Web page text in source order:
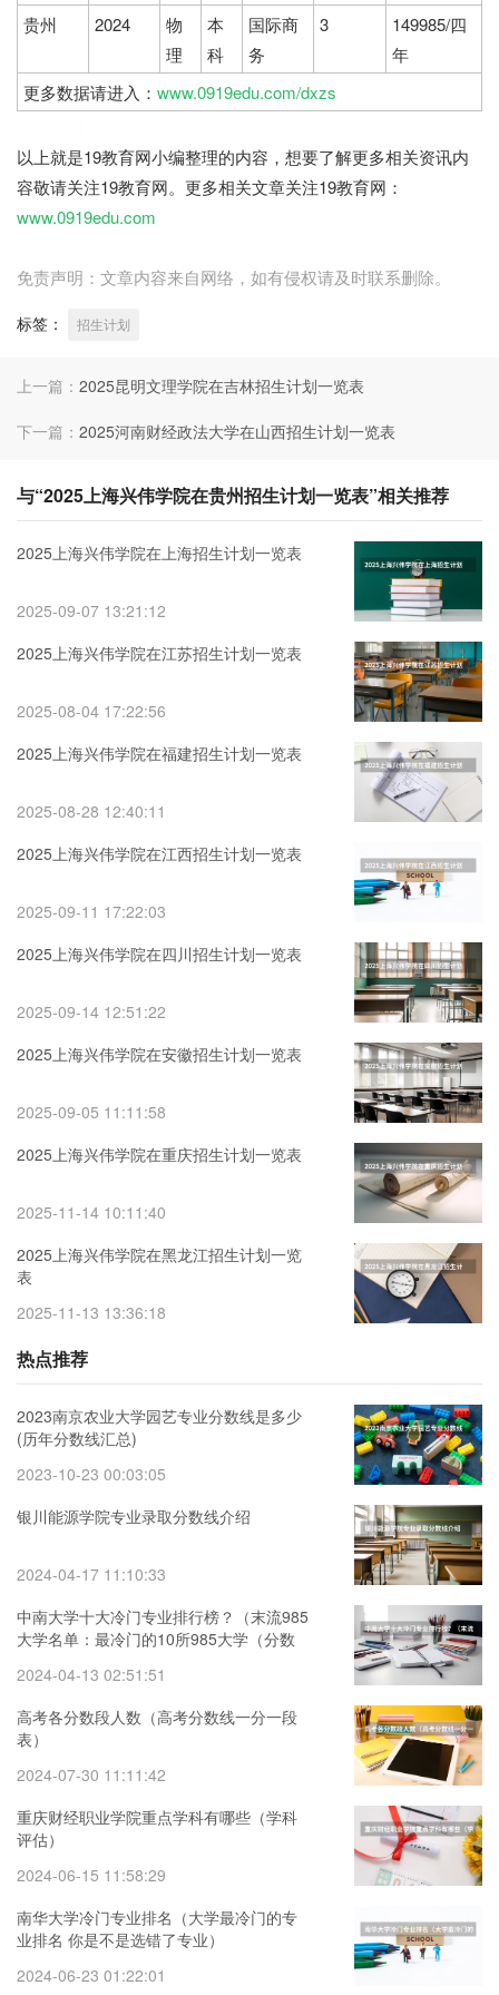
贵州
2024
物
理
本
科
国际商
务
3
149985/四
年
更多数据请进入： www.0919edu.com/dxzs
以上就是19教育网小编整理的内容，想要了解更多相关资讯内
容敬请关注19教育网。更多相关文章关注19教育网：
www.0919edu.com
免责声明：文章内容来自网络，如有侵权请及时联系删除。
标签： 招生计划
上一篇： 2025昆明文理学院在吉林招生计划一览表
下一篇： 2025河南财经政法大学在山西招生计划一览表
与“2025上海兴伟学院在贵州招生计划一览表”相关推荐
2025上海兴伟学院在上海招生计划一览表
2025-09-07 13:21:12
2025上海兴伟学院在江苏招生计划一览表
2025-08-04 17:22:56
2025上海兴伟学院在福建招生计划一览表
2025-08-28 12:40:11
2025上海兴伟学院在江西招生计划一览表
2025-09-11 17:22:03
2025上海兴伟学院在四川招生计划一览表
2025-09-14 12:51:22
2025上海兴伟学院在安徽招生计划一览表
2025-09-05 11:11:58
2025上海兴伟学院在重庆招生计划一览表
2025-11-14 10:11:40
2025上海兴伟学院在黑龙江招生计划一览
表
2025-11-13 13:36:18
热点推荐
2023南京农业大学园艺专业分数线是多少
(历年分数线汇总)
2023-10-23 00:03:05
银川能源学院专业录取分数线介绍
2024-04-17 11:10:33
中南大学十大冷门专业排行榜？（末流985
大学名单：最冷门的10所985大学（分数
2024-04-13 02:51:51
高考各分数段人数（高考分数线一分一段
表）
2024-07-30 11:11:42
重庆财经职业学院重点学科有哪些（学科
评估）
2024-06-15 11:58:29
南华大学冷门专业排名（大学最冷门的专
业排名 你是不是选错了专业）
2024-06-23 01:22:01